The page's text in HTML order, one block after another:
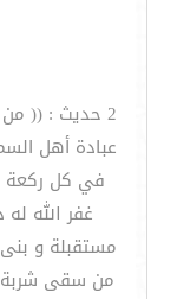
2 حديث : (( من
عبادة أهل
في كل ركعة
غفر الله
مستقبلة و
من سقى شربة